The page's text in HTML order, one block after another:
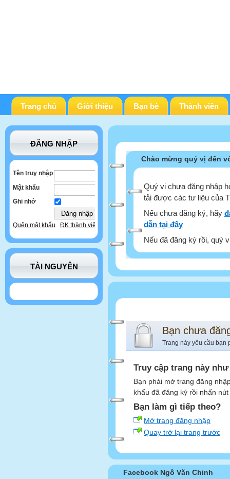
Trang chủ Giới thiệu Bạn bè Thành viên
ĐĂNG NHẬP
Tên truy nhập
Mật khẩu
Ghi nhớ
Quên mật khẩu ĐK thành viên
TÀI NGUYÊN
Chào mừng quý vị đến
Quý vị chưa đăng nhập
tải được các tư liệu của
Nếu chưa đăng ký, hãy
dẫn tại đây
Nếu đã đăng ký rồi, quý
Bạn chưa
Trang này yêu cầu bạn
Truy cập trang này
Bạn phải mở trang đăng
khẩu đã đăng ký rồi nhấn
Bạn làm gì tiếp theo?
Mở trang đăng nhập
Quay trở lại trang trước
Facebook Ngô Văn Chinh